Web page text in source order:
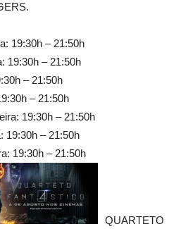
19:30h – 21:50h
19:30h – 21:50h
– 21:50h
– 21:50h
19:30h – 21:50h
19:30h – 21:50h
19:30h – 21:50h
QUARTETO